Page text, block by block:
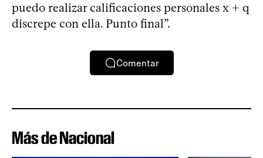
puedo realizar calificaciones personales x + q
discrepe con ella. Punto final”.
Comentar
Más de Nacional